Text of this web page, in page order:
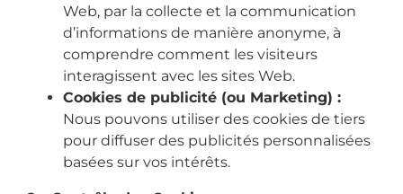
Web, par la collecte et la communication
d’informations de manière anonyme, à
comprendre comment les visiteurs
interagissent avec les sites Web.
Cookies de publicité (ou Marketing) :
Nous pouvons utiliser des cookies de tiers
pour diffuser des publicités personnalisées
basées sur vos intérêts.